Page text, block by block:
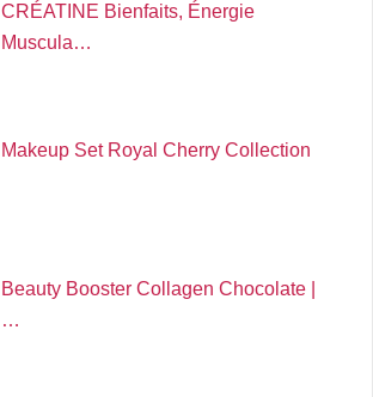
CRÉATINE Bienfaits, Énergie
Muscula…
Makeup Set Royal Cherry Collection
Beauty Booster Collagen Chocolate |
…